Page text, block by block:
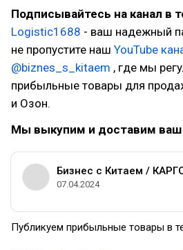
Подписывайтесь на канал в
Logistic1688 - ваш надежный
не пропустите наш YouTube
@biznes_s_kitaem , где мы
прибыльные товары для
и Озон.
Мы выкупим и доставим ваш
Бизнес с Китаем /
07.04.2024
Публикуем прибыльные товары в